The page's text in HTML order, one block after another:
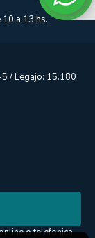
a 13 hs.
/ Legajo: 15.180
o telefonica